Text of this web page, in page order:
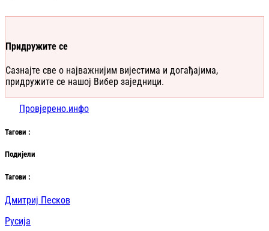
Придружите се
Сазнајте све о најважнијим вијестима и догађајима,
придружите се нашој Вибер заједници.
Провјерено.инфо
Тагови :
Подијели
Тагови :
Дмитриј Песков
Русија